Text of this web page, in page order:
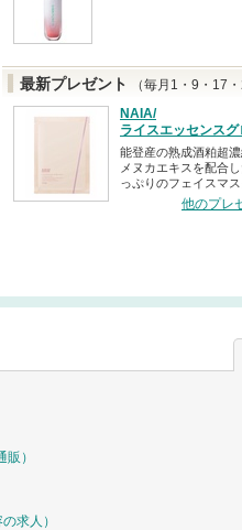
最新プレゼント
（毎月1・9・17
NAIA/
ライスエッセンスグ
能登産の熟成酒粕超
メヌカエキスを配合
っぷりのフェイスマス
他のプレ
販）
の求人）